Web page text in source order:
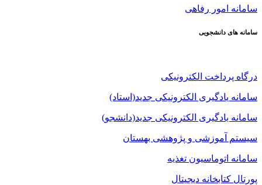
سامانه امور رفاهی
سامانه های دانشجویی
درگاه پرداخت الکترونیکی
سامانه یادگیری الکترونیکی جدید(استاد)
سامانه یادگیری الکترونیکی جدید(دانشجو)
سیستم آموزشی و پژوهشی بهستان
سامانه اتوماسیون تغذیه
پورتال کتابخانه دیجیتال